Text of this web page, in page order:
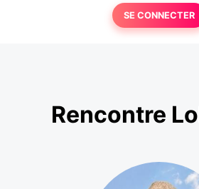
SE CONNECTER
Rencontre